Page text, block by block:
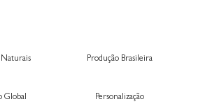
Naturais Produção Brasileira
Global Personalização